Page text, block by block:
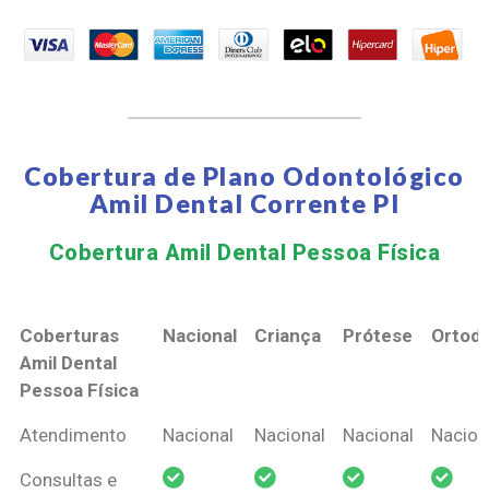
Cobertura de Plano Odontológico
Amil Dental Corrente PI
Cobertura Amil Dental Pessoa Física​
Coberturas
Amil Dental
Pessoa Física
Nacional Criança Prótese
Coberturas
Pessoa Física
Nacional Criança Prótese
Atendimento Nacional Nacional Nacional
Consultas e